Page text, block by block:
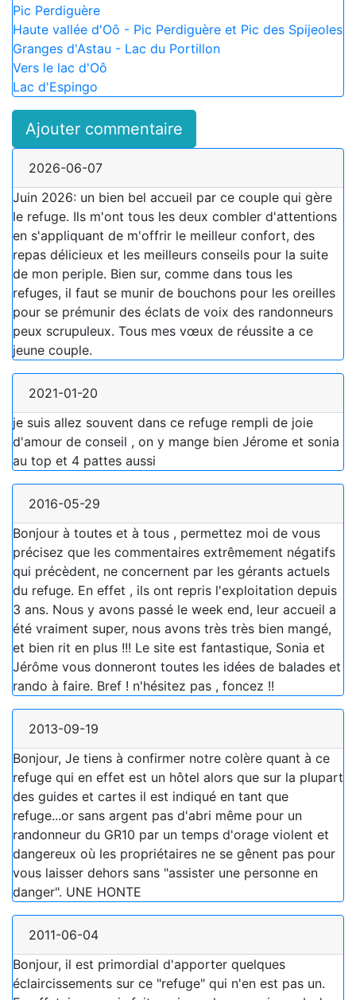
Pic Perdiguère
Haute vallée d'Oô - Pic Perdiguère et Pic des Spijeoles
Granges d'Astau - Lac du Portillon
Vers le lac d'Oô
Lac d'Espingo
Ajouter commentaire
2026-06-07
Juin 2026: un bien bel accueil par ce couple qui gère
le refuge. Ils m'ont tous les deux combler d'attentions
en s'appliquant de m'offrir le meilleur confort, des
repas délicieux et les meilleurs conseils pour la suite
de mon periple. Bien sur, comme dans tous les
refuges, il faut se munir de bouchons pour les oreilles
pour se prémunir des éclats de voix des randonneurs
peux scrupuleux. Tous mes vœux de réussite a ce
jeune couple.
2021-01-20
je suis allez souvent dans ce refuge rempli de joie
d'amour de conseil , on y mange bien Jérome et sonia
au top et 4 pattes aussi
2016-05-29
Bonjour à toutes et à tous , permettez moi de vous
précisez que les commentaires extrêmement négatifs
qui précèdent, ne concernent par les gérants actuels
du refuge. En effet , ils ont repris l'exploitation depuis
3 ans. Nous y avons passé le week end, leur accueil a
été vraiment super, nous avons très très bien mangé,
et bien rit en plus !!! Le site est fantastique, Sonia et
Jérôme vous donneront toutes les idées de balades et
rando à faire. Bref ! n'hésitez pas , foncez !!
2013-09-19
Bonjour, Je tiens à confirmer notre colère quant à ce
refuge qui en effet est un hôtel alors que sur la plupart
des guides et cartes il est indiqué en tant que
refuge...or sans argent pas d'abri même pour un
randonneur du GR10 par un temps d'orage violent et
dangereux où les propriétaires ne se gênent pas pour
vous laisser dehors sans "assister une personne en
danger". UNE HONTE
2011-06-04
Bonjour, il est primordial d'apporter quelques
éclaircissements sur ce "refuge" qui n'en est pas un.